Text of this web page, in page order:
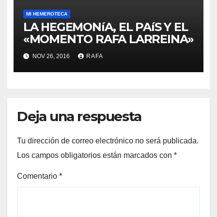
MI HEMEROTECA
LA HEGEMONíA, EL PAíS Y EL
«MOMENTO RAFA LARREINA»
NOV 26, 2016 RAFA
Deja una respuesta
Tu dirección de correo electrónico no será publicada.
Los campos obligatorios están marcados con *
Comentario *